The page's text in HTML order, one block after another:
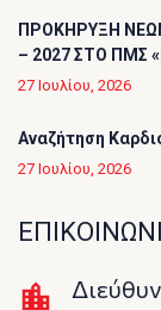
ΠΡΟΚΗΡΥΞΗ
– 2027 ΣΤΟ ΠΜΣ
27 Ιουλίου, 2026
Αναζήτηση
27 Ιουλίου, 2026